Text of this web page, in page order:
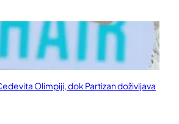
Olimpiji, dok Partizan doživljava